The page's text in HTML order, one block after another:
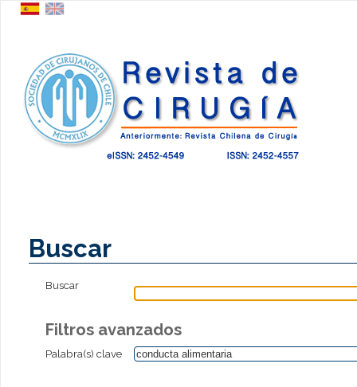
Buscar
Buscar
Filtros avanzados
Palabra(s) clave